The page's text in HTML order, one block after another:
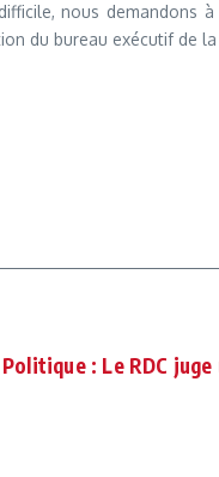
nous demandons
du bureau exécutif de
Politique : Le RDC